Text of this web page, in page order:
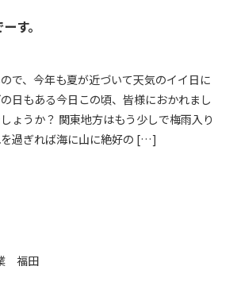
す。
で、今年も夏が近づいて天気のイイ日に
日もある今日この頃、皆様におかれまし
ょうか？ 関東地方はもう少しで梅雨入り
過ぎれば海に山に絶好の […]
福田